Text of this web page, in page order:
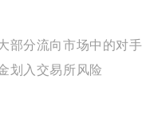
部分流向市场中的对手
划入交易所风险